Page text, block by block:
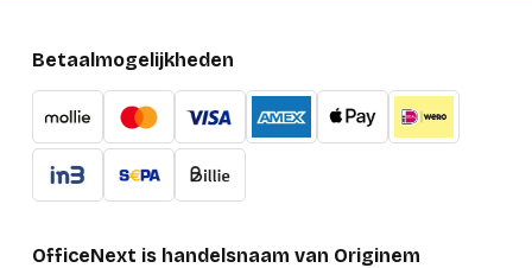
Betaalmogelijkheden
OfficeNext is handelsnaam van Originem